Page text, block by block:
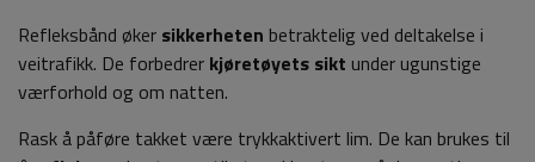
Refleksbånd øker sikkerheten betraktelig ved deltakelse i
veitrafikk. De forbedrer kjøretøyets sikt under ugunstige
værforhold og om natten.
Rask å påføre takket være trykkaktivert lim. De kan brukes til